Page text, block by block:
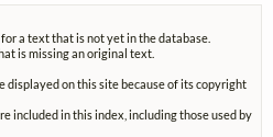
a text that is not yet in the database.
is missing an original text.
displayed on this site because of its copyright
included in this index, including those used by